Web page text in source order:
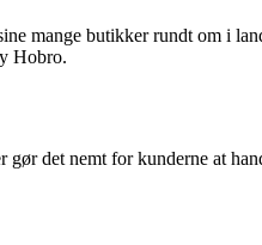
mange butikker rundt om i
Hobro.
det nemt for kunderne at